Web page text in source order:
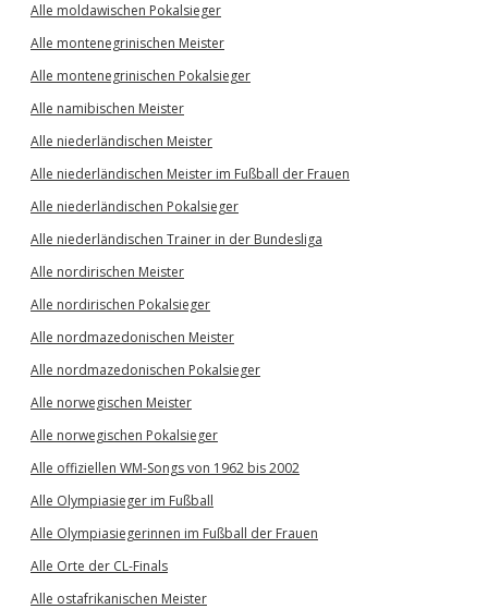
Alle moldawischen Pokalsieger
Alle montenegrinischen Meister
Alle montenegrinischen Pokalsieger
Alle namibischen Meister
Alle niederländischen Meister
Alle niederländischen Meister im Fußball der Frauen
Alle niederländischen Pokalsieger
Alle niederländischen Trainer in der Bundesliga
Alle nordirischen Meister
Alle nordirischen Pokalsieger
Alle nordmazedonischen Meister
Alle nordmazedonischen Pokalsieger
Alle norwegischen Meister
Alle norwegischen Pokalsieger
Alle offiziellen WM-Songs von 1962 bis 2002
Alle Olympiasieger im Fußball
Alle Olympiasiegerinnen im Fußball der Frauen
Alle Orte der CL-Finals
Alle ostafrikanischen Meister